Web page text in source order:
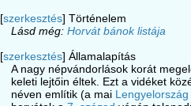
[szerkesztés] Történelem
Lásd még: Horvát bánok listája
[szerkesztés] Államalapítás
A nagy népvándorlások korát
keleti lejtőin éltek. Ezt a vidéket
néven említik (a mai Lengyelország